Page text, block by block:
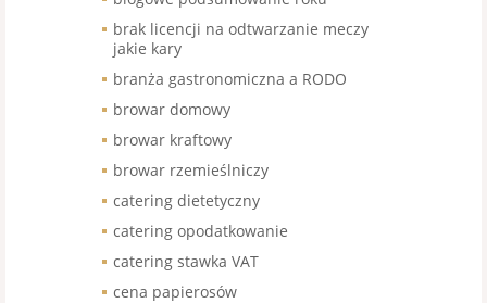
brak licencji na odtwarzanie meczy
jakie kary
branża gastronomiczna a RODO
browar domowy
browar kraftowy
browar rzemieślniczy
catering dietetyczny
catering opodatkowanie
catering stawka VAT
cena papierosów